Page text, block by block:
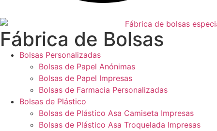
Fábrica de Bolsas
Bolsas Personalizadas
Bolsas de Papel Anónimas
Bolsas de Papel Impresas
Bolsas de Farmacia Personalizadas
Bolsas de Plástico
Bolsas de Plástico Asa Camiseta Impresas
Bolsas de Plástico Asa Troquelada Impresas